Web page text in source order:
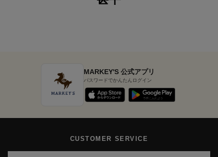
MARKEY'S 公式アプリ
パスワードでかんたんログイン
CUSTOMER SERVICE